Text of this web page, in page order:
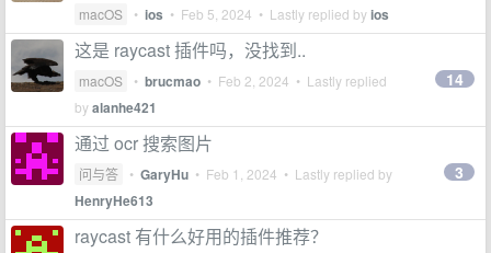
macOS • ios • Feb 5, 2024 • Lastly replied byios
这是 raycast 插件吗，没找到..
macOS • brucmao • Feb 2, 2024 • Lastly replied
byalanhe421
14
通过 ocr 搜索图片
问与答 • GaryHu • Feb 1, 2024 • Lastly replied by
HenryHe613
3
raycast 有什么好用的插件推荐？